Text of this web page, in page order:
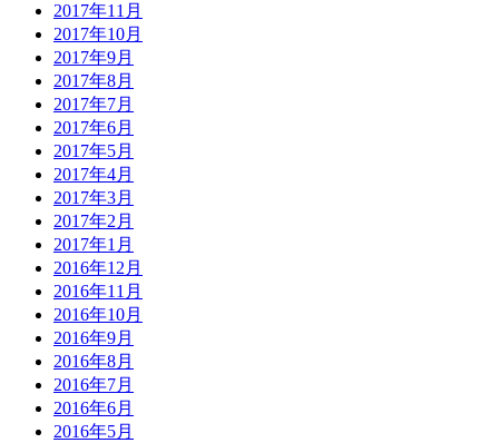
2017年11月
2017年10月
2017年9月
2017年8月
2017年7月
2017年6月
2017年5月
2017年4月
2017年3月
2017年2月
2017年1月
2016年12月
2016年11月
2016年10月
2016年9月
2016年8月
2016年7月
2016年6月
2016年5月